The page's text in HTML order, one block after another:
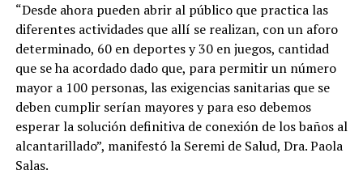
“Desde ahora pueden abrir al público que practica las
diferentes actividades que allí se realizan, con un aforo
determinado, 60 en deportes y 30 en juegos, cantidad
que se ha acordado dado que, para permitir un número
mayor a 100 personas, las exigencias sanitarias que se
deben cumplir serían mayores y para eso debemos
esperar la solución definitiva de conexión de los baños al
alcantarillado”, manifestó la Seremi de Salud, Dra. Paola
Salas.